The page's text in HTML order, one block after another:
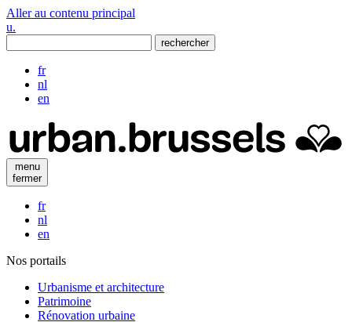
Aller au contenu principal
u.
rechercher
fr
nl
en
menu
fermer
fr
nl
en
Nos portails
Urbanisme et architecture
Patrimoine
Rénovation urbaine